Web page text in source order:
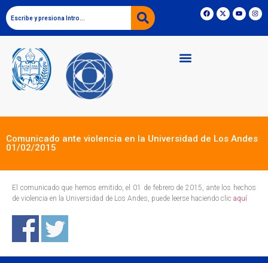
Comunicado ante violencia en la Universidad de Los Andes
01/02/2015
El comunicado que hemos emitido, el 01 de febrero de 2015, ante los hechos
de violencia en la Universidad de Los Andes, puede leerse haciendo clic aquí